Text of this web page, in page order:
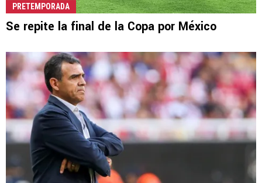
PRETEMPORADA
Se repite la final de la Copa por México